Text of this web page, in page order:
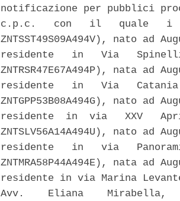
notificazione per pubblici
c.p.c.   con   il   quale   i
ZNTSST49S09A494V), nato
residente   in   Via
ZNTRSR47E67A494P), nata
residente   in   Via
ZNTGPP53B08A494G), nato
residente  in  via   XXV
ZNTSLV56A14A494U), nato
residente   in   via
ZNTMRA58P44A494E), nata
residente in via Marina
Avv.    Eliana    Mirabella,